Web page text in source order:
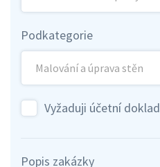
Podkategorie
Vyžaduji účetní doklad
Popis zakázky